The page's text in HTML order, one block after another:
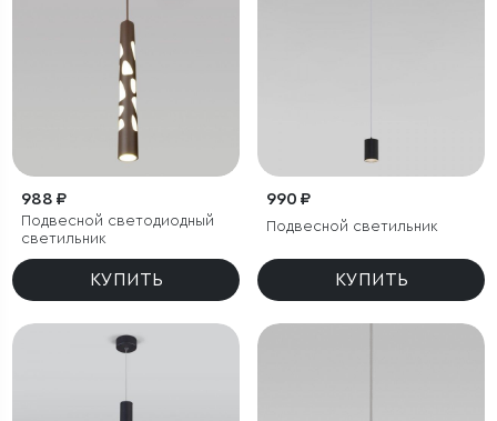
988 ₽
Подвесной светодиодный
светильник
КУПИТЬ
990 ₽
Подвесной светильник
КУПИТЬ